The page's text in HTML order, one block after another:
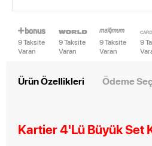
9 Taksite
Varan
9 Taksite
Varan
9 Taksite
Varan
9
Ürün Özellikleri Ödeme
Kartier 4'Lü Büyük Set